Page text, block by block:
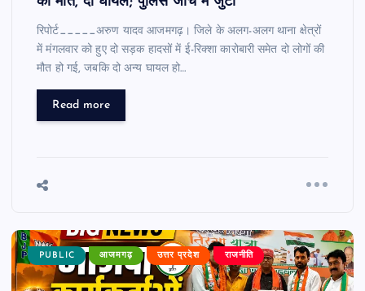
रिपोर्ट_____अरुण यादव आजमगढ़। जिले के अलग-अलग थाना क्षेत्रों
में मंगलवार को हुए दो सड़क हादसों में ई-रिक्शा कारोबारी समेत दो लोगों की
मौत हो गई, जबकि दो अन्य घायल हो…
Read more
PUBLIC आजमगढ़ उत्तर प्रदेश राजनीति